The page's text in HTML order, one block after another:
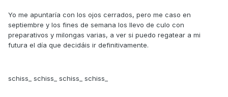
Yo me apuntaría con los ojos cerrados, pero me caso en
septiembre y los fines de semana los llevo de culo con
preparativos y milongas varias, a ver si puedo regatear a mi
futura el día que decidáis ir definitivamente.
schiss_ schiss_ schiss_ schiss_